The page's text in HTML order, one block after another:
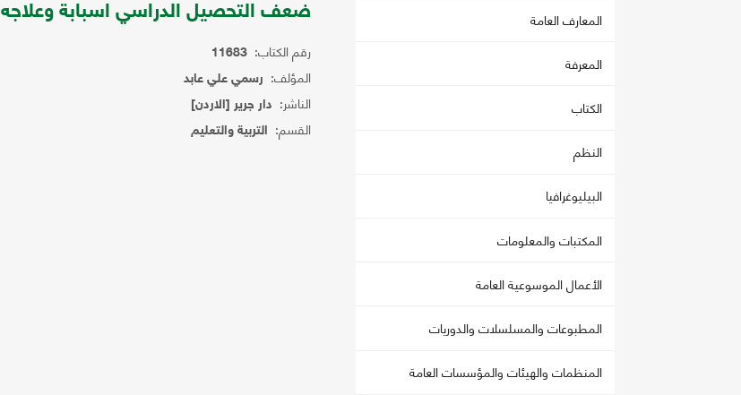
المعارف العامة
المعرفة
الكتاب
النظم
البيليوغرافيا
المكتبات والمعلومات
الأعمال الموسوعية العامة
المطبوعات والمسلسلات والدوريات
المنظمات والهيئات والمؤسسات العامة
ضعف التحصيل الدراسي اسبابة وعلاجه
رقم الكتاب: 11683
المؤلف: رسمي علي عابد
الناشر: دار جرير [الاردن]
القسم: التربية والتعليم